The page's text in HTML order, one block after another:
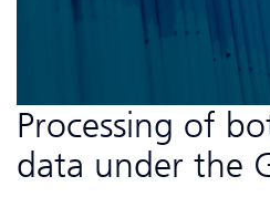
Processing of
data under the